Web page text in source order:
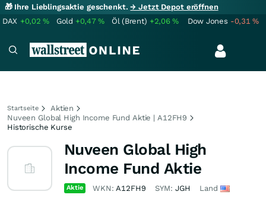
🎁 Ihre Lieblingsaktie geschenkt.→ Jetzt Depot eröffnen
DAX +0,02% Gold +0,47% Öl (Brent) +2,06% Dow Jones -0,31%
Startseite
Aktien
Nuveen Global High Income Fund Aktie | A12FH9
Historische Kurse
Nuveen Global High
Income Fund Aktie
Aktie WKN:A12FH9 SYM: JGH Land